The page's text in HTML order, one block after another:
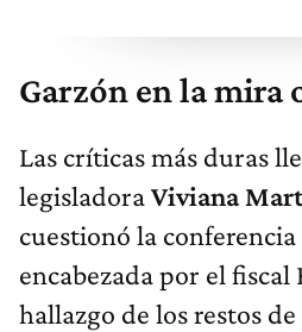
Garzón en la mira
Las críticas más duras
legisladoraViviana
cuestionó la
encabezada por el fiscal
hallazgo de los restos